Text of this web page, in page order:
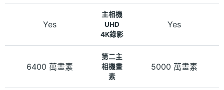
Yes
主相機
UHD
4K錄影
Yes
6400 萬畫素
第二主
相機畫
素
5000 萬畫素